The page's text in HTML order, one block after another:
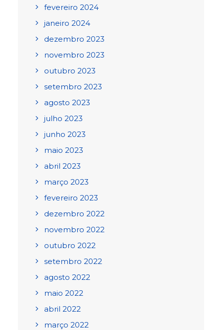
fevereiro 2024
janeiro 2024
dezembro 2023
novembro 2023
outubro 2023
setembro 2023
agosto 2023
julho 2023
junho 2023
maio 2023
abril 2023
março 2023
fevereiro 2023
dezembro 2022
novembro 2022
outubro 2022
setembro 2022
agosto 2022
maio 2022
abril 2022
março 2022